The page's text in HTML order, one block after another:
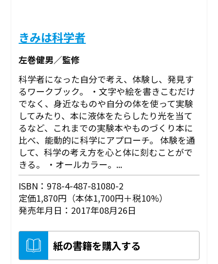
きみは科学者
左巻健男／監修
科学者になった自分で考え、体験し、発見す
るワークブック。 ・文字や絵を書きこむだけ
でなく、身近なものや自分の体を使って実験
してみたり、本に液体をたらしたり光を当て
るなど、これまでの実験本やものづくり本に
比べ、能動的に科学にアプローチ。 体験を通
して、科学の考え方を心と体に刻むことがで
きる。 ・オールカラー。...
ISBN：978-4-487-81080-2
定価1,870円（本体1,700円＋税10%）
発売年月日：2017年08月26日
紙の書籍を購入する